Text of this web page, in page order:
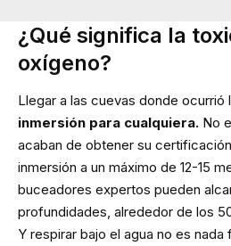
¿Qué significa la
oxígeno?
Llegar a las cuevas donde ocurrió
inmersión para cualquiera. No
acaban de obtener su
inmersión a un máximo de 12-15
buceadores expertos pueden
profundidades, alrededor de los
Y respirar bajo el agua no es nada